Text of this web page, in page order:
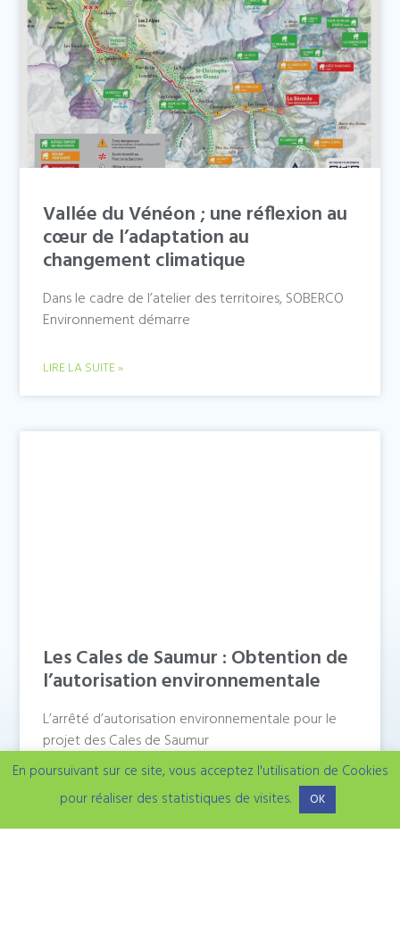
Vallée du Vénéon ; une réflexion au
cœur de l’adaptation au
changement climatique
Dans le cadre de l’atelier des territoires, SOBERCO
Environnement démarre
LIRE LA SUITE »
Les Cales de Saumur : Obtention de
l’autorisation environnementale
L’arrêté d’autorisation environnementale pour le
projet des Cales de Saumur
LIRE LA SUITE »
En poursuivant sur ce site, vous acceptez l'utilisation de Cookies
pour réaliser des statistiques de visites.
OK